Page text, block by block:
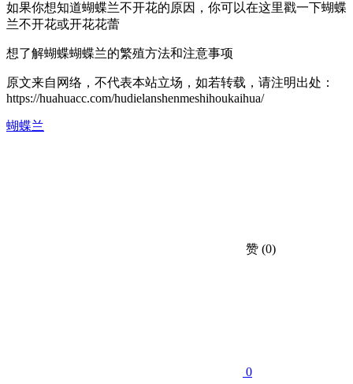
如果你想知道蝴蝶兰不开花的原因，你可以在这里戳一下蝴蝶
兰不开花或开花花蕾
想了解蝴蝶蝴蝶兰的繁殖方法和注意事项
原文来自网络，不代表本站立场，如若转载，请注明出处：
https://huahuacc.com/hudielanshenmeshihoukaihua/
蝴蝶兰
赞 (0)
0